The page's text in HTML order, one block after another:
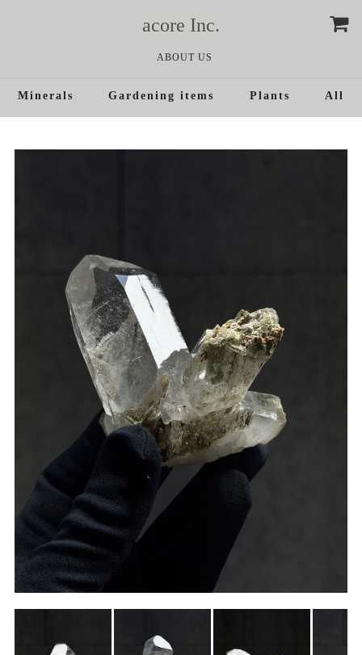
acore Inc.
ABOUT US
Minerals Gardening items Plants All